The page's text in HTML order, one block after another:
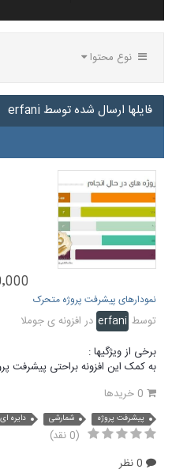
نوع محتوا
فایلها ارسال شده توسط erfani
30٬000
نمودارهای پیشرفت پروژه متحرک
توسط erfani در افزونه ی جوملا
برخی از ویژگیها :
به کمک این افزونه براحتی پیشرفت
پیشرفت پروژه شمارشی دایره ای
(0 نقد)